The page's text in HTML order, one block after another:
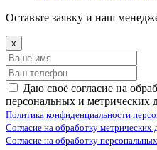
Оставьте заявку и наш
x
Даю своё согласие на
персональных и метрических
Политика конфиденциальности
Согласие на обработку метрических
Согласие на обработку